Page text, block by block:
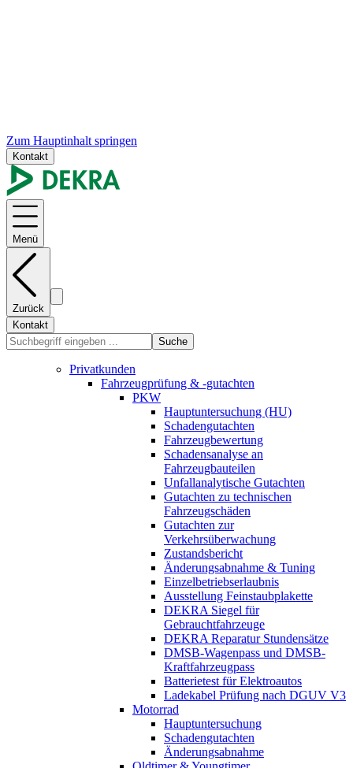
Zum Hauptinhalt springen
Kontakt
Menü
Zurück
Kontakt
Suche
Privatkunden
Fahrzeugprüfung & -gutachten
PKW
Hauptuntersuchung (HU)
Schadengutachten
Fahrzeugbewertung
Schadensanalyse an
Fahrzeugbauteilen
Unfallanalytische Gutachten
Gutachten zu technischen
Fahrzeugschäden
Gutachten zur
Verkehrsüberwachung
Zustandsbericht
Änderungsabnahme & Tuning
Einzelbetriebserlaubnis
Ausstellung Feinstaubplakette
DEKRA Siegel für
Gebrauchtfahrzeuge
DEKRA Reparatur Stundensätze
DMSB-Wagenpass und DMSB-
Kraftfahrzeugpass
Batterietest für Elektroautos
Ladekabel Prüfung nach DGUV V3
Motorrad
Hauptuntersuchung
Schadengutachten
Änderungsabnahme